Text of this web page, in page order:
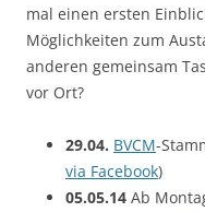
mal einen ersten
Möglichkeiten zum
anderen gemeinsam
vor Ort?
29.04. BVCM-
via Facebook)
05.05.14 Ab